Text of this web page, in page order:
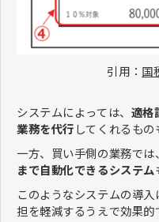
引用： 国
システムによっては、 適格
業務を代行してくれるもの
一方、買い手側の業務では、
まで自動化できるシステム
このようなシステムの導
担を軽減するうえで効果的